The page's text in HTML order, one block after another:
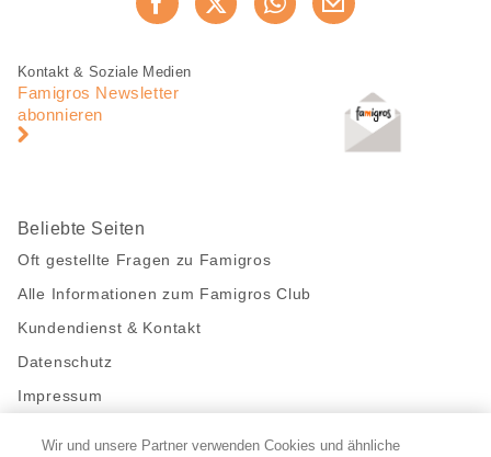
Jetzt weiterempfehlen
Fusszeile
Fusszeile
Navigation
Kontakt & Soziale Medien
Famigros Newsletter
abonnieren
Beliebte Seiten
Oft gestellte Fragen zu Famigros
Alle Informationen zum Famigros Club
Kundendienst & Kontakt
Datenschutz
Impressum
Bleibe mit uns in Kontakt
Wir und unsere Partner verwenden Cookies und ähnliche